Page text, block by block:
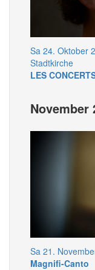
Sa 24. Oktober
Stadtkirche
LES
November
Sa 21.
Magnifi-Canto